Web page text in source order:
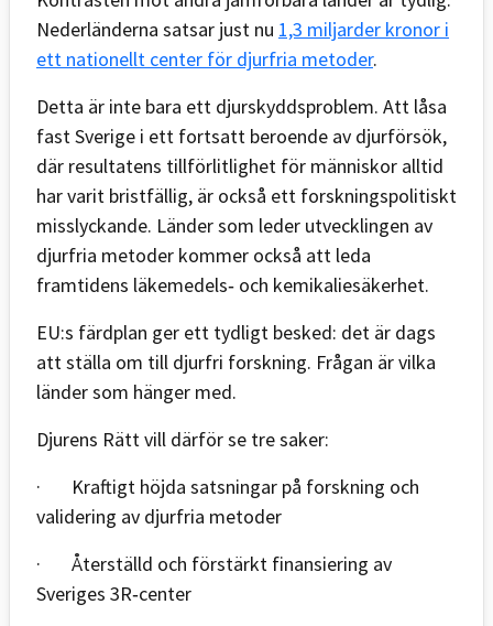
Nederländerna satsar just nu 1,3 miljarder kronor i
ett nationellt center för djurfria metoder.
Detta är inte bara ett djurskyddsproblem. Att låsa
fast Sverige i ett fortsatt beroende av djurförsök,
där resultatens tillförlitlighet för människor alltid
har varit bristfällig, är också ett forskningspolitiskt
misslyckande. Länder som leder utvecklingen av
djurfria metoder kommer också att leda
framtidens läkemedels‑ och kemikaliesäkerhet.
EU:s färdplan ger ett tydligt besked: det är dags
att ställa om till djurfri forskning. Frågan är vilka
länder som hänger med.
Djurens Rätt vill därför se tre saker:
· Kraftigt höjda satsningar på forskning och
validering av djurfria metoder
· Återställd och förstärkt finansiering av
Sveriges 3R‑center